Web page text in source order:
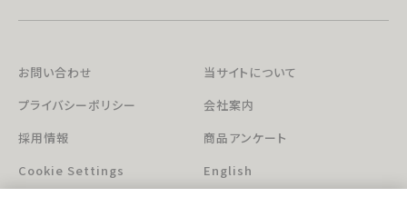
お問い合わせ
当サイトについて
プライバシーポリシー
会社案内
採用情報
商品アンケート
Cookie Settings
English